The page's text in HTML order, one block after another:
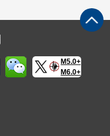
M5.0+
M6.0+